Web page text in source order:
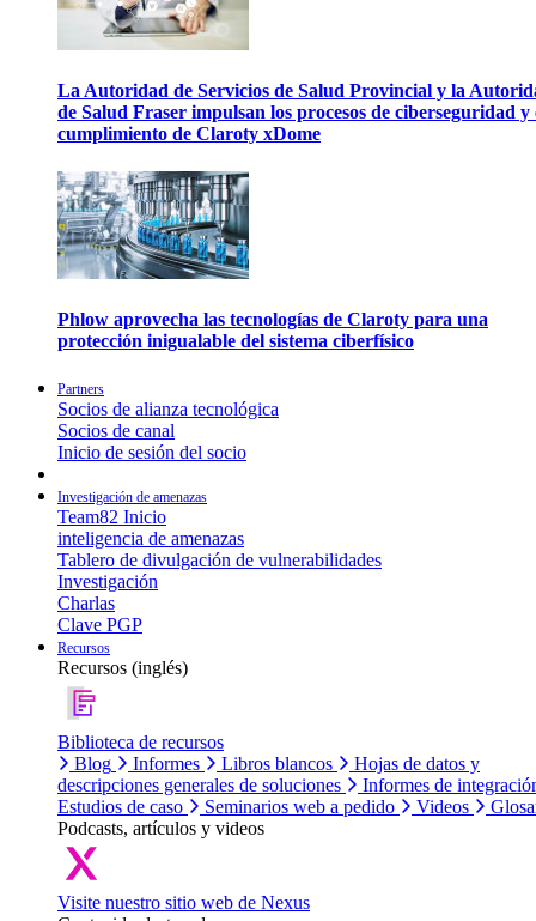
La Autoridad de Servicios de Salud Provincial y la
de Salud Fraser impulsan los procesos de ciberseguridad y
cumplimiento de Claroty xDome
Phlow aprovecha las tecnologías de Claroty para una
protección inigualable del sistema ciberfísico
Partners
Socios de alianza tecnológica
Socios de canal
Inicio de sesión del socio
Investigación de amenazas
Team82 Inicio
inteligencia de amenazas
Tablero de divulgación de vulnerabilidades
Investigación
Charlas
Clave PGP
Recursos
Recursos (inglés)
Biblioteca de recursos
Blog
Informes Libros blancos
Hojas de datos y
descripciones generales de soluciones
Informes de
Estudios de caso
Seminarios web a pedido Videos
Podcasts, artículos y videos
Visite nuestro sitio web de Nexus